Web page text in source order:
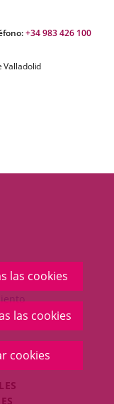
las cookies
las cookies
cookies
+34 983 426 100
Valladolid